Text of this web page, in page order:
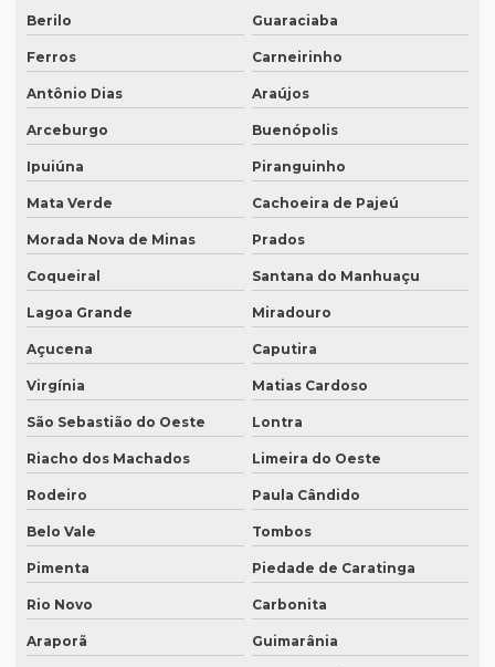
Qual a diferença entre tradução simples para tradução
juramentada?
Qual é a melhor empresa de tradução em SP?
Qual é o preço da tradução simultânea?
Qual o preço de uma tradução juramentada italiano?
Qual o valor da tradução juramentada
Qual é o valor de um artigo científico
Quando eu preciso de uma tradução juramentada?
Quanto custa a diária tradução simultânea
Quanto custa a diária de um intérprete simultâneo
Quanto custa equipamento de tradução simultânea
Quanto custa para fazer uma tradução juramentada
Quanto custa tradução juramentada alemão
Quanto custa tradução juramentada espanhol
Quanto custa tradução juramentada ingles
Quanto custa tradução para o inglês
Berilo Guaraciaba
Ferros Carneirinho
Antônio Dias Araújos
Arceburgo Buenópolis
Ipuiúna Piranguinho
Mata Verde Cachoeira de Pajeú
Morada Nova de Minas Prados
Coqueiral Santana do Manhuaçu
Lagoa Grande Miradouro
Açucena Caputira
Virgínia Matias Cardoso
São Sebastião do Oeste Lontra
Riacho dos Machados Limeira do Oeste
Rodeiro Paula Cândido
Belo Vale Tombos
Pimenta Piedade de Caratinga
Rio Novo Carbonita
Araporã Guimarânia